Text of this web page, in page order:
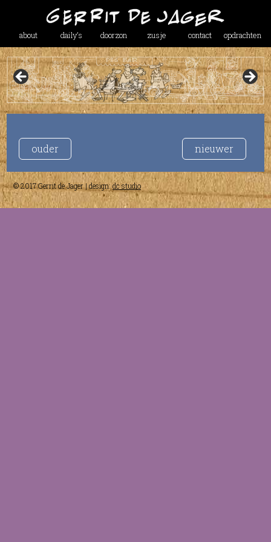
about daily’s doorzon zusje contact opdrachten
ouder nieuwer
© 2017 Gerrit de Jager | design:dc studio